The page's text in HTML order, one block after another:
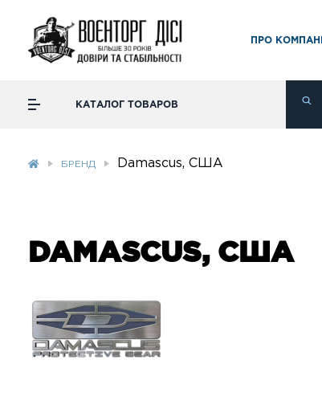
ПРО
КАТАЛОГ ТОВАРОВ
БРЕНД Damascus, США
DAMASCUS, США